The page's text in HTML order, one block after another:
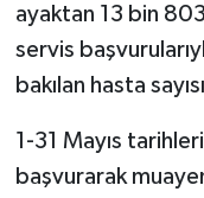
ayaktan 13 bin
servis
bakılan hasta
1-31 Mayıs
başvurarak